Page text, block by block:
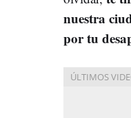
nuestra
por tu